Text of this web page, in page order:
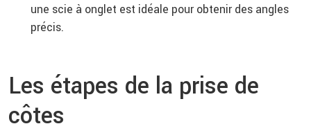
une scie à onglet est idéale pour obtenir des angles
précis.
Les étapes de la prise de
côtes